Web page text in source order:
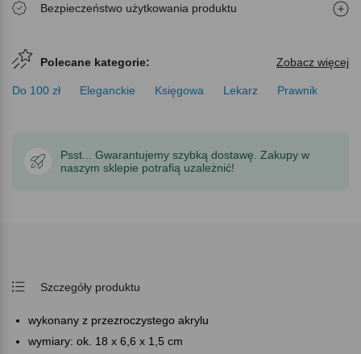
Bezpieczeństwo użytkowania produktu
Polecane kategorie: Zobacz więcej
Do 100 zł Eleganckie Księgowa Lekarz Prawnik
Psst... Gwarantujemy szybką dostawę. Zakupy w
naszym sklepie potrafią uzależnić!
Szczegóły produktu
wykonany z przezroczystego akrylu
wymiary: ok. 18 x 6,6 x 1,5 cm